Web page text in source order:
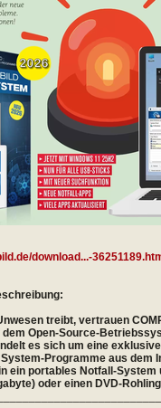
download...-
treibt, vertrauen
Open-Source-
es sich um eine
Programme aus
ein portables Notfall-
oder einen DVD-